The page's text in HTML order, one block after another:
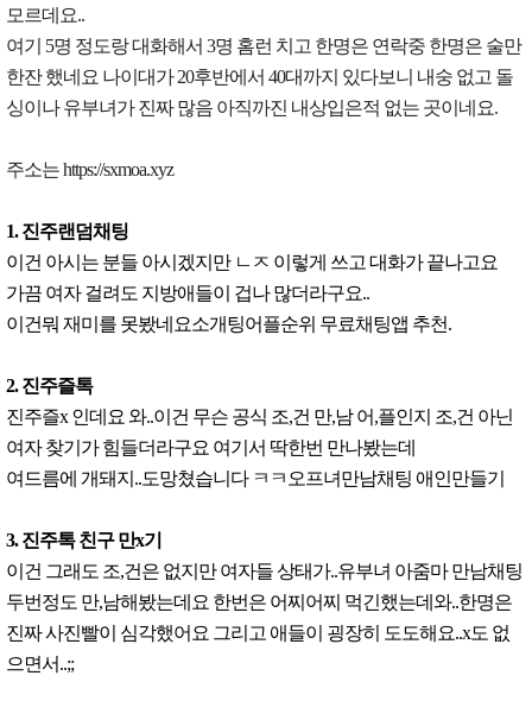
모르데요..
여기 5명 정도랑 대화해서 3명 홈런 치고 한명은 연락중 한명은 술만
한잔 했네요 나이대가 20후반에서 40대까지 있다보니 내숭 없고 돌
싱이나 유부녀가 진짜 많음 아직까진 내상입은적 없는 곳이네요.
주소는 https://sxmoa.xyz
1. 진주랜덤채팅
이건 아시는 분들 아시겠지만 ㄴㅈ 이렇게 쓰고 대화가 끝나고요
가끔 여자 걸려도 지방애들이 겁나 많더라구요..
이건뭐 재미를 못봤네요소개팅어플순위 무료채팅앱 추천.
2. 진주즐톡
진주즐x 인데요 와..이건 무슨 공식 조,건 만,남 어,플인지 조,건 아닌
여자 찾기가 힘들더라구요 여기서 딱한번 만나봤는데
여드름에 개돼지..도망쳤습니다 ㅋㅋ오프녀만남채팅 애인만들기
3. 진주톡 친구 만x기
이건 그래도 조,건은 없지만 여자들 상태가..유부녀 아줌마 만남채팅
두번정도 만,남해봤는데요 한번은 어찌어찌 먹긴했는데와..한명은
진짜 사진빨이 심각했어요 그리고 애들이 굉장히 도도해요..x도 없
으면서..;;